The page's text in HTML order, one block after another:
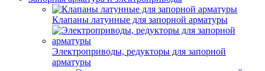
Клапаны латунные для запорной арматуры
Электроприводы, редукторы для запорной
арматуры